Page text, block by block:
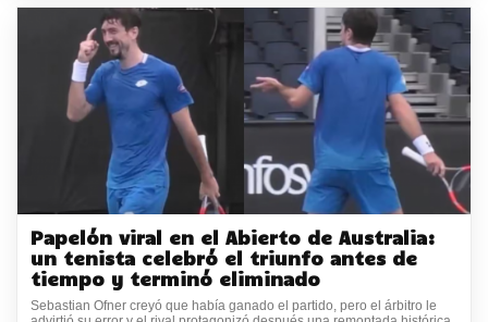
Papelón viral en el Abierto de Australia:
un tenista celebró el triunfo antes de
tiempo y terminó eliminado
Sebastian Ofner creyó que había ganado el partido, pero el árbitro le